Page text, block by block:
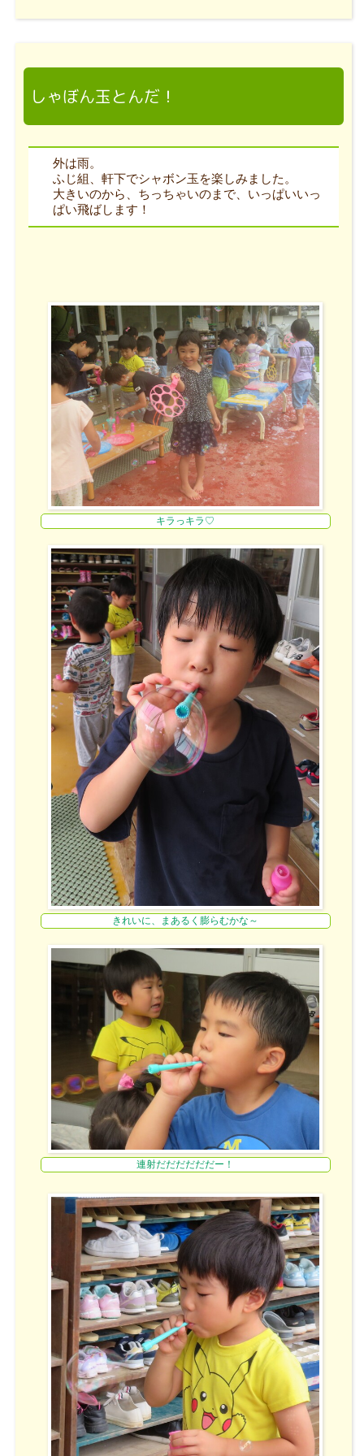
しゃぼん玉とんだ！
外は雨。
ふじ組、軒下でシャボン玉を楽しみました。
大きいのから、ちっちゃいのまで、いっぱいいっ
ぱい飛ばします！
キラっキラ♡
きれいに、まあるく膨らむかな～
連射だだだだだだー！